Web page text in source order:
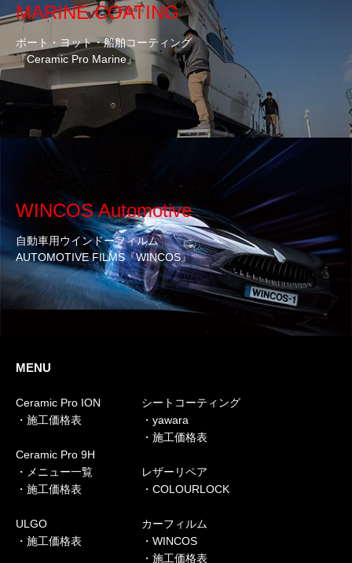
MARINE COATING
ボート・ヨット・船舶コーティング
『Ceramic Pro Marine』
WINCOS Automotive
自動車用ウインドーフィルム
AUTOMOTIVE FILMS『WINCOS』
MENU
Ceramic Pro ION
・施工価格表
Ceramic Pro 9H
・メニュー一覧
・施工価格表
ULGO
・施工価格表
シートコーティング
・yawara
・施工価格表
レザーリペア
・COLOURLOCK
カーフィルム
・WINCOS
・施工価格表